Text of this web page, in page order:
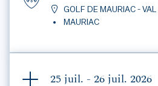
GOLF DE MAURIAC - VAL
MAURIAC
25 juil. - 26 juil. 2026